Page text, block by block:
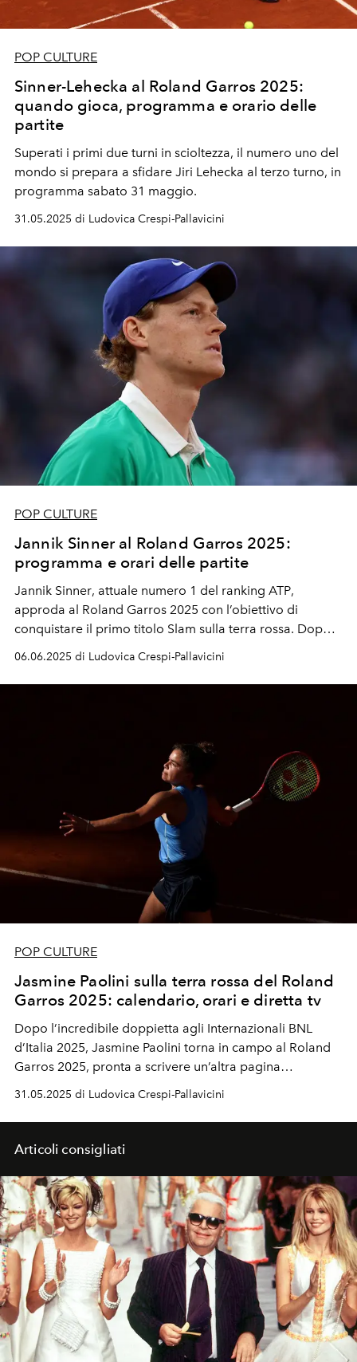
POP CULTURE
Sinner-Lehecka al Roland Garros 2025:
quando gioca, programma e orario delle
partite
Superati i primi due turni in scioltezza, il numero uno del
mondo si prepara a sfidare Jiri Lehecka al terzo turno, in
programma sabato 31 maggio.
31.05.2025 di Ludovica Crespi-Pallavicini
POP CULTURE
Jannik Sinner al Roland Garros 2025:
programma e orari delle partite
Jannik Sinner, attuale numero 1 del ranking ATP,
approda al Roland Garros 2025 con l’obiettivo di
conquistare il primo titolo Slam sulla terra rossa. Dopo i
la consacrazione definitiva su tutte
le superfici.
06.06.2025 di Ludovica Crespi-Pallavicini
POP CULTURE
Jasmine Paolini sulla terra rossa del Roland
Garros 2025: calendario, orari e diretta tv
Dopo l’incredibile doppietta agli Internazionali BNL
d’Italia 2025, Jasmine Paolini torna in campo al Roland
Garros 2025, pronta a scrivere un’altra pagina
turno contro Elina Svitolina.
31.05.2025 di Ludovica Crespi-Pallavicini
Articoli consigliati